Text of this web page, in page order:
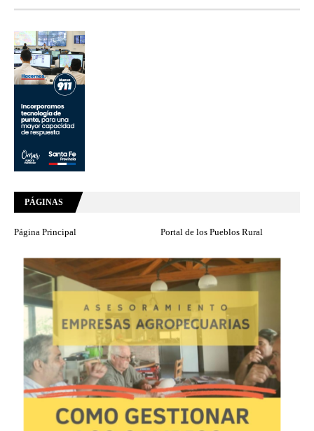
PÁGINAS
Página Principal Portal de los Pueblos Rural